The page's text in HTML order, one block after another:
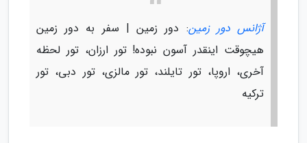
آژانس دور زمین: دور زمین | سفر به دور زمین
هیچوقت اینقدر آسون نبوده! تور ارزان، تور لحظه
آخری، اروپا، تور تایلند، تور مالزی، تور دبی، تور
ترکیه